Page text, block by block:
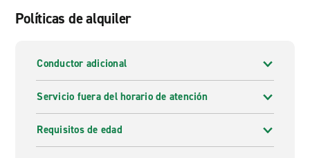
Políticas de alquiler
Conductor adicional
Servicio fuera del horario de atención
Requisitos de edad